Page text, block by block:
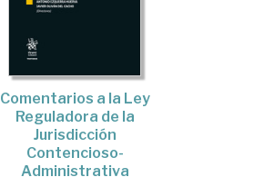
Comentarios a la Ley
Reguladora de la
Jurisdicción
Contencioso-
Administrativa